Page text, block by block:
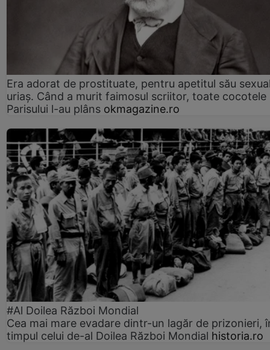
Era adorat de prostituate, pentru apetitul său
uriaș. Când a murit faimosul scriitor, toate cocotele
Parisului l-au plâns okmagazine.ro
#Al Doilea Război Mondial
Cea mai mare evadare dintr-un lagăr de prizonieri,
timpul celui de-al Doilea Război Mondial historia.ro